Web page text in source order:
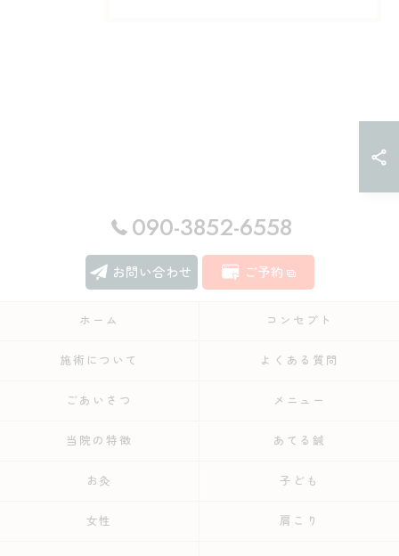
090-3852-6558
お問い合わせ ご予約
ホーム コンセプト
施術について よくある質問
ごあいさつ メニュー
当院の特徴 あてる鍼
お灸 子ども
女性 肩こり